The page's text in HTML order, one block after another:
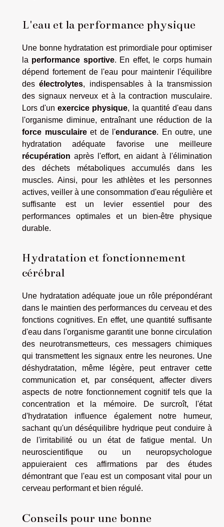
L'eau et la performance physique
Une bonne hydratation est primordiale pour optimiser
la performance sportive. En effet, le corps humain
dépend fortement de l'eau pour maintenir l'équilibre
desélectrolytes, indispensables à la transmission
des signaux nerveux et à la contraction musculaire.
Lors d'unexercice physique, la quantité d'eau dans
l'organisme diminue, entraînant une réduction de la
force musculaireet de l'endurance. En outre, une
hydratation adéquate favorise une meilleure
récupération après l'effort, en aidant à l'élimination
des déchets métaboliques accumulés dans les
muscles. Ainsi, pour les athlètes et les personnes
actives, veiller à une consommation d'eau régulière et
suffisante est un levier essentiel pour des
performances optimales et un bien-être physique
durable.
Hydratation et fonctionnement
cérébral
Une hydratation adéquate joue un rôle prépondérant
dans le maintien des performances du cerveau et des
fonctions cognitives. En effet, une quantité suffisante
d'eau dans l'organisme garantit une bonne circulation
des neurotransmetteurs, ces messagers chimiques
qui transmettent les signaux entre les neurones. Une
déshydratation, même légère, peut entraver cette
communication et, par conséquent, affecter divers
aspects de notre fonctionnement cognitif tels que la
concentration et la mémoire. De surcroît, l'état
d'hydratation influence également notre humeur,
sachant qu'un déséquilibre hydrique peut conduire à
de l'irritabilité ou un état de fatigue mental. Un
neuroscientifique ou un neuropsychologue
appuieraient ces affirmations par des études
démontrant que l'eau est un composant vital pour un
cerveau performant et bien régulé.
Conseils pour une bonne